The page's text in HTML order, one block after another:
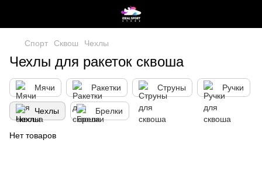
Спорт Сквош Чехлы
Чехлы для ракеток сквоша
Мячи Ракетки Струны Ручки
Чехлы Брелки
Нет товаров